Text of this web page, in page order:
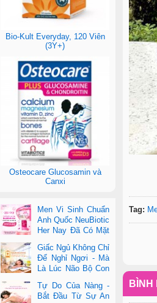
Tag:
BÌNH
Bio-Kult Everyday, 120 Viên
(3Y+)
Osteocare Glucosamin và
Canxi
Men Vi Sinh Chuẩn
Anh Quốc NeuBiotic
Her Nay Đã Có Mặt
Quốc
Giấc Ngủ Không Chỉ
Để Nghỉ Ngơi - Mà
Là Lúc Não Bộ Con
Tự Do Của Nàng -
Bắt Đầu Từ Sự An